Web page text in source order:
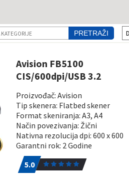
PRETRAŽI
Avision FB5100
CIS/600dpi/USB 3.2
Proizvođač: Avision
Tip skenera: Flatbed skener
Format skeniranja: A3, A4
Način povezivanja: Žični
Nativna rezolucija dpi: 600 x 600
Garantni rok: 2 Godine
5.01
5.0